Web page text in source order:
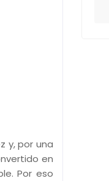
y, por una
en
Por eso